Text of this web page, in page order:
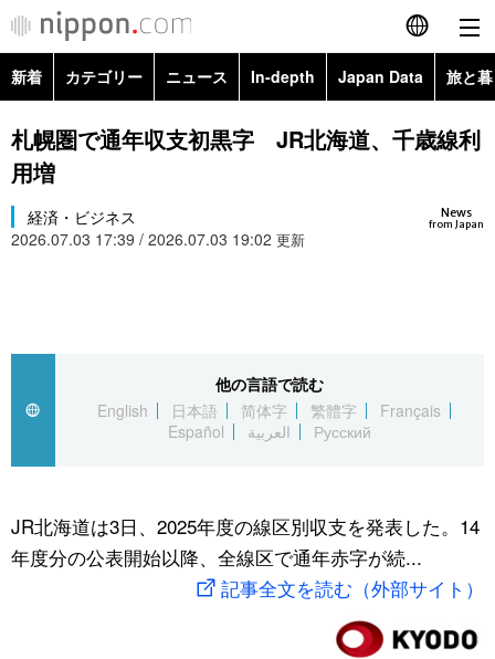
English
简体字
Русский
カテゴリー
国際
社会
文化
アーカイブ
Japan Data
旅と暮らし
動画/Live
新着 カテゴリー ニュース In-depth Japan Data 旅と
政治・外交
経済・ビジネス
国際・海外
文化
科学・技術
暮らし
スポーツ・東京2020
Topics
札幌圏で通年収支初黒字 JR北海道、千歳線利
用増
News
from Japan
経済・ビジネス
2026.07.03 17:39 / 2026.07.03 19:02 更新
他の言語で読む
English
日本語 简体字 繁體字
Français
Español
العربية Русский
JR北海道は3日、2025年度の線区別収支を発表した。14
年度分の公表開始以降、全線区で通年赤字が続...
記事全文を読む（外部サイト）